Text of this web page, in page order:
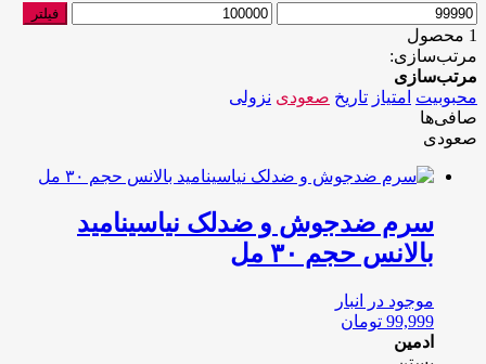
حداقل
قیمت
حداکثر
فیلتر
1 محصول
مرتب‌سازی:
مرتب‌سازی
محبوبیت امتیاز تاریخ صعودی نزولی
صافی‌ها
صعودی
سرم ضدجوش و ضدلک نیاسینامید
بالانس حجم ۳۰ مل
موجود در انبار
99,999 تومان
ادمین